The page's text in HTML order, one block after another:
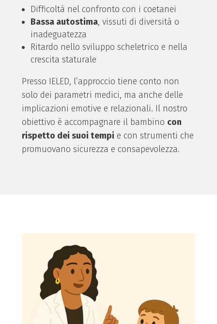
Difficoltà nel confronto con i coetanei
Bassa autostima, vissuti di diversità o
inadeguatezza
Ritardo nello sviluppo scheletrico e nella
crescita staturale
Presso IELED, l’approccio tiene conto non
solo dei parametri medici, ma anche delle
implicazioni emotive e relazionali. Il nostro
obiettivo è accompagnare il bambino con
rispetto dei suoi tempi e con strumenti che
promuovano sicurezza e consapevolezza.